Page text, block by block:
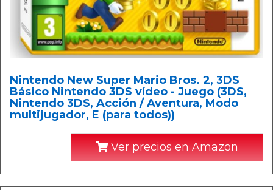
Nintendo New Super Mario Bros. 2, 3DS
Básico Nintendo 3DS vídeo - Juego (3DS,
Nintendo 3DS, Acción / Aventura, Modo
multijugador, E (para todos))
Ver precios en Amazon